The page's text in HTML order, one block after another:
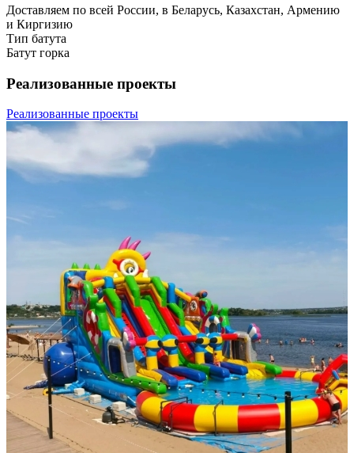
Доставляем по всей России, в Беларусь, Казахстан, Армению
и Киргизию
Тип батута
Батут горка
Реализованные проекты
Реализованные проекты